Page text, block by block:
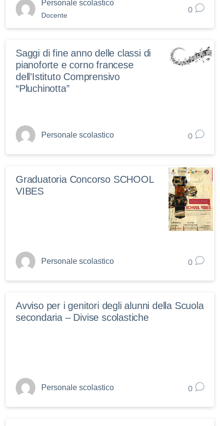
Personale scolastico
Docente 0
Saggi di fine anno delle classi di
pianoforte e corno francese
dell’Istituto Comprensivo
“Pluchinotta”
Personale scolastico 0
Graduatoria Concorso SCHOOL
VIBES
Personale scolastico 0
Avviso per i genitori degli alunni della Scuola
secondaria – Divise scolastiche
Personale scolastico 0